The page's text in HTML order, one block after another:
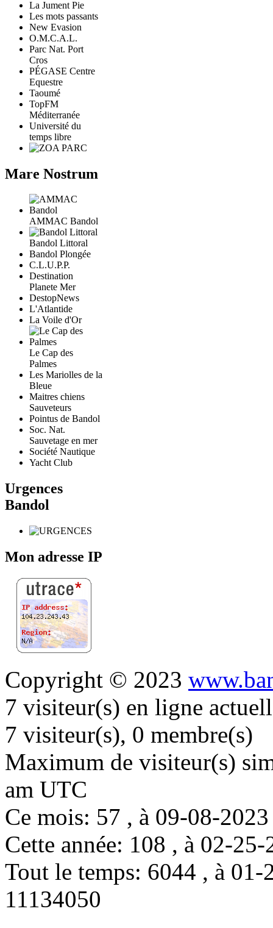
La Jument Pie
Les mots passants
New Evasion
O.M.C.A.L.
Parc Nat. Port
Cros
PÉGASE Centre
Equestre
Taoumé
TopFM
Méditerranée
Université du
temps libre
Mare Nostrum
AMMAC Bandol
Bandol Littoral
Bandol Plongée
C.L.U.P.P.
Destination
Planete Mer
DestopNews
L'Atlantide
La Voile d'Or
Le Cap des
Palmes
Les Mariolles de la
Bleue
Maitres chiens
Sauveteurs
Pointus de Bandol
Soc. Nat.
Sauvetage en mer
Société Nautique
Yacht Club
Urgences
Bandol
Mon adresse IP
Copyright © 2023
7 visiteur(s) en ligne
7 visiteur(s), 0 membre(s)
Maximum de visiteur(s)
am UTC
Ce mois: 57 , à 09-08-
Cette année: 108 , à 02-
Tout le temps: 6044 , à
11134050